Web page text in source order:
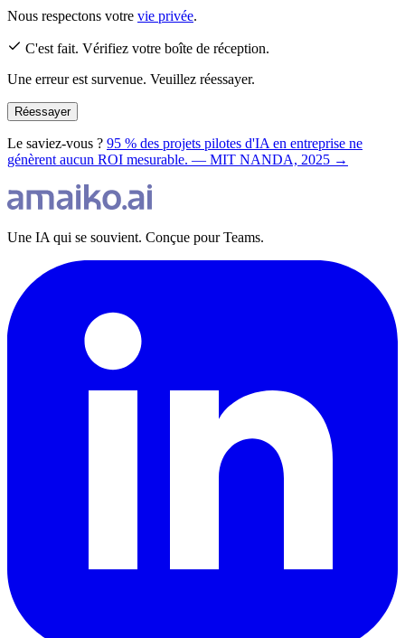
Nous respectons votre vie privée.
C'est fait. Vérifiez votre boîte de réception.
Une erreur est survenue. Veuillez réessayer.
Réessayer
Le saviez-vous ? 95 % des projets pilotes d'IA en entreprise ne
génèrent aucun ROI mesurable. — MIT NANDA, 2025 →
Une IA qui se souvient. Conçue pour Teams.